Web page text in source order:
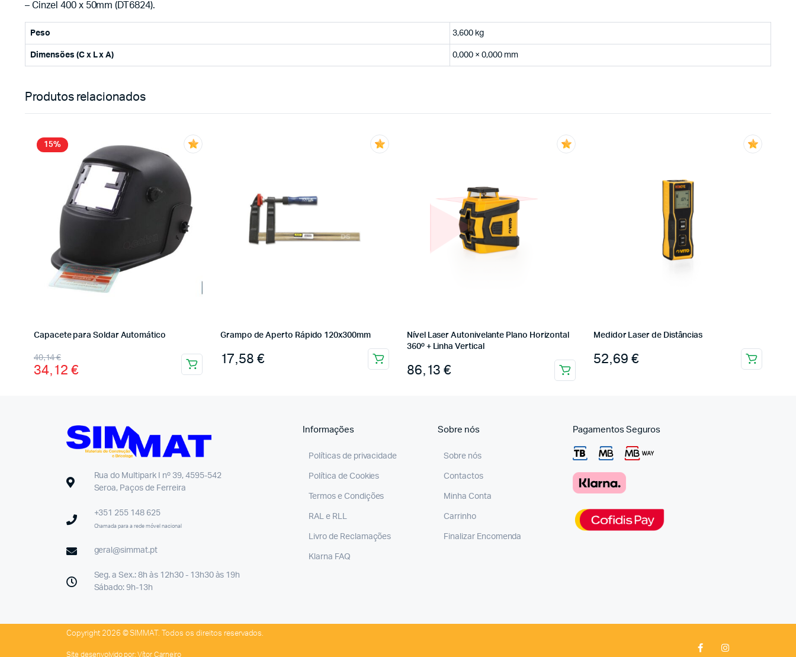
– Cinzel 400 x 50mm (DT6824).
Peso 3,600 kg
Dimensões (C x L x A) 0,000 × 0,000 mm
Produtos relacionados
15%
Capacete para Soldar Automático
40,14€
34,12 €
Grampo de Aperto Rápido 120x300mm
17,58 €
Nível Laser Autonivelante Plano Horizontal
360º + Linha Vertical
86,13 €
Medidor Laser de Distâncias
52,69 €
Rua do Multipark I nº 39, 4595-542
Seroa, Paços de Ferreira
+351 255 148 625
Chamada para a rede móvel nacional
geral@simmat.pt
Seg. a Sex.: 8h às 12h30 - 13h30 às 19h
Sábado: 9h-13h
Informações
Políticas de privacidade
Política de Cookies
Termos e Condições
RAL e RLL
Livro de Reclamações
Klarna FAQ
Sobre nós
Sobre nós
Contactos
Minha Conta
Carrinho
Finalizar Encomenda
Pagamentos Seguros
Copyright 2026 © SIMMAT. Todos os direitos reservados.
Site desenvolvido por: Vítor Carneiro